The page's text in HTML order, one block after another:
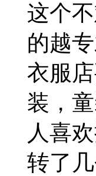
这个
的越
衣服
装，
人喜
转了